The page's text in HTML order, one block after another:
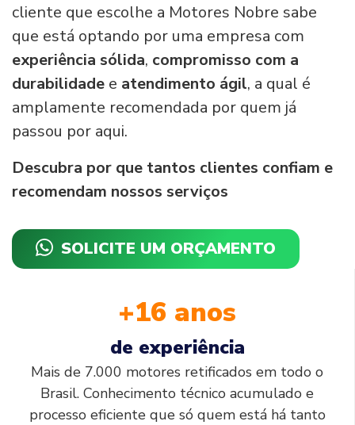
cliente que escolhe a Motores Nobre sabe
que está optando por uma empresa com
experiência sólida, compromisso com a
durabilidade e atendimento ágil, a qual é
amplamente recomendada por quem já
passou por aqui.
Descubra por que tantos clientes confiam e
recomendam nossos serviços
SOLICITE UM ORÇAMENTO
+16 anos
de experiência
Mais de 7.000 motores retificados em todo o
Brasil. Conhecimento técnico acumulado e
processo eficiente que só quem está há tanto